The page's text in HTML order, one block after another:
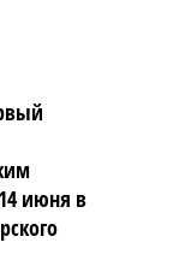
июня в